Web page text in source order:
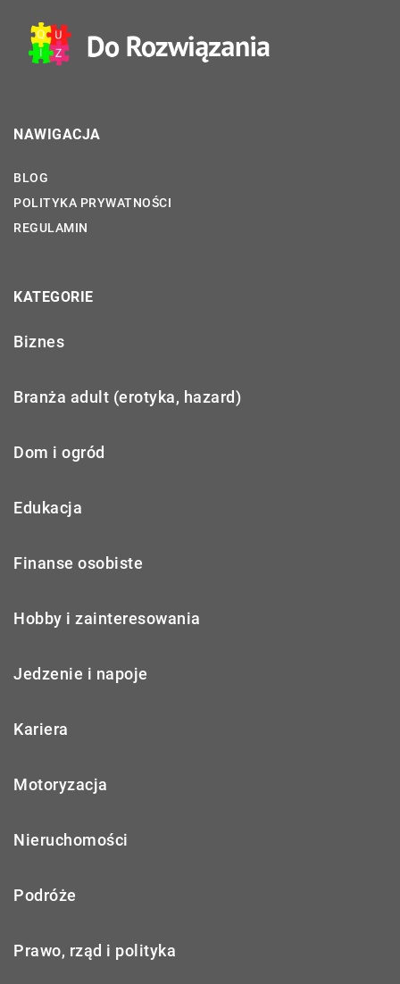
NAWIGACJA
BLOG
POLITYKA PRYWATNOŚCI
REGULAMIN
KATEGORIE
Biznes
Branża adult (erotyka, hazard)
Dom i ogród
Edukacja
Finanse osobiste
Hobby i zainteresowania
Jedzenie i napoje
Kariera
Motoryzacja
Nieruchomości
Podróże
Prawo, rząd i polityka